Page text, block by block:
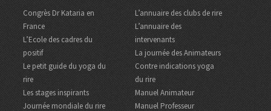
Congrès Dr Kataria en
France
L’Ecole des cadres du
positif
Le petit guide du yoga du
rire
Les stages inspirants
Journée mondiale du rire
L’annuaire des clubs de rire
L’annuaire des
intervenants
La journée des Animateurs
Contre indications yoga
du rire
Manuel Animateur
Manuel Professeur